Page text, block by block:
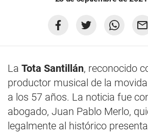
La Tota Santillán, reconocido
productor musical de la
a los 57 años. La noticia fue
abogado, Juan Pablo Merlo,
legalmente al histórico